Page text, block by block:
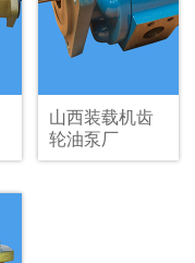
山西装载机齿
轮油泵厂